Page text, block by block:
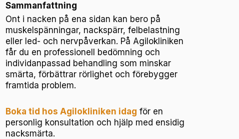
Sammanfattning
Ont i nacken på ena sidan kan bero på
muskelspänningar, nackspärr, felbelastning
eller led- och nervpåverkan. På Agilokliniken
får du en professionell bedömning och
individanpassad behandling som minskar
smärta, förbättrar rörlighet och förebygger
framtida problem.
Boka tid hos Agilokliniken idag för en
personlig konsultation och hjälp med ensidig
nacksmärta.